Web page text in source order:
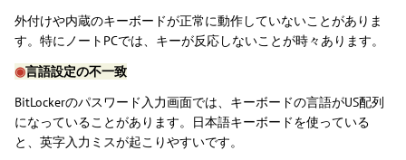
外付けや内蔵のキーボードが正常に動作していないことがありま
す。特にノートPCでは、キーが反応しないことが時々あります。
◉言語設定の不一致
BitLockerのパスワード入力画面では、キーボードの言語がUS配列
になっていることがあります。日本語キーボードを使っている
と、英字入力ミスが起こりやすいです。